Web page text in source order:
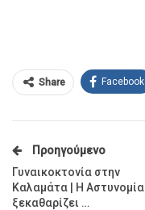
Share Facebook
Προηγούμενο
Γυναικοκτονία στην
Καλαμάτα | Η Αστυνομία
ξεκαθαρίζει …